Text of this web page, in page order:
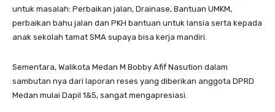
untuk masalah: Perbaikan jalan, Drainase, Bantuan UMKM,
perbaikan bahu jalan dan PKH bantuan untuk lansia serta kepada
anak sekolah tamat SMA supaya bisa kerja mandiri.
Sementara, Walikota Medan M Bobby Afif Nasution dalam
sambutan nya dari laporan reses yang diberikan anggota DPRD
Medan mulai Dapil 1&5, sangat mengapresiasi.